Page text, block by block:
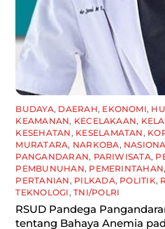
BUDAYA, DAERAH, EKONOMI,
KEAMANAN, KECELAKAAN,
KESEHATAN, KESELAMATAN,
MURATARA, NARKOBA,
PANGANDARAN, PARIWISATA,
PEMBUNUHAN, PEMERINTAHAN,
PERTANIAN, PILKADA, POLITIK,
TEKNOLOGI,TNI/POLRI
RSUD Pandega
tentang Bahaya Anemia